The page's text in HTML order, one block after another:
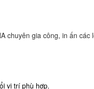
chuyên gia công, in ấn
vị trí phù hợp.